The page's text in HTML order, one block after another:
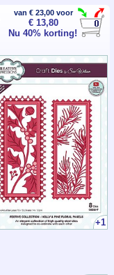
van € 23,00 voor
€ 13,80
Nu 40% korting!
+1